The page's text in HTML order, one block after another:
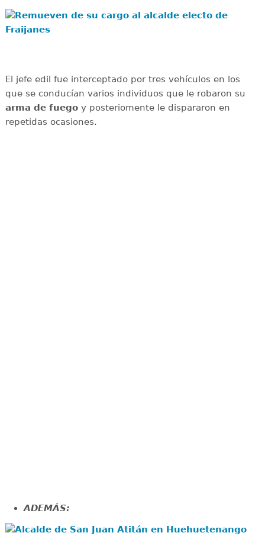
Remueven de su cargo al alcalde electo de
Fraijanes
El jefe edil fue interceptado por tres vehículos en los
que se conducían varios individuos que le robaron su
arma de fuegoy posteriomente le dispararon en
repetidas ocasiones.
ADEMÁS:
Alcalde de San Juan Atitán en Huehuetenango